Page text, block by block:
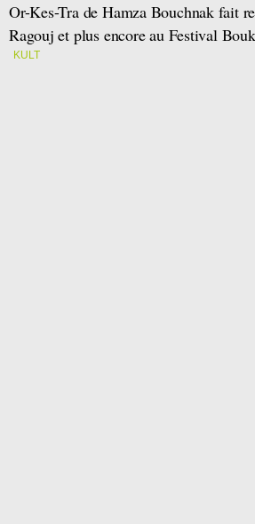
Or-Kes-Tra de Hamza Bouchnak fait
Ragouj et plus encore au Festival
KULT